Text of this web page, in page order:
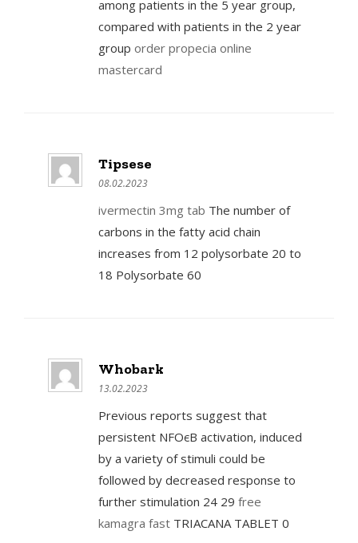
among patients in the 5 year group,
compared with patients in the 2 year
group order propecia online
mastercard
Tipsese
08.02.2023
ivermectin 3mg tab The number of
carbons in the fatty acid chain
increases from 12 polysorbate 20 to
18 Polysorbate 60
Whobark
13.02.2023
Previous reports suggest that
persistent NFОєB activation, induced
by a variety of stimuli could be
followed by decreased response to
further stimulation 24 29 free
kamagra fastTRIACANA TABLET 0